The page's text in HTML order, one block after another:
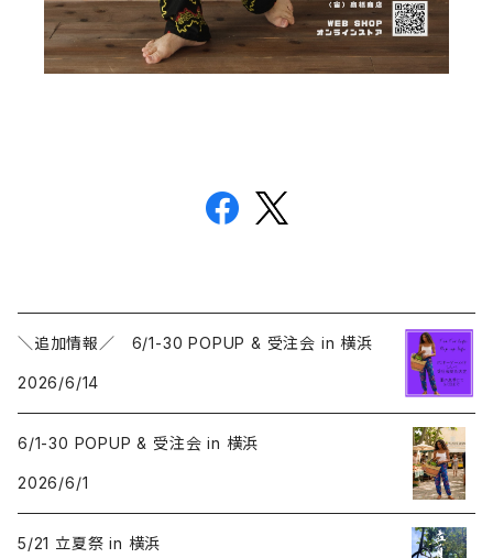
＼追加情報／ 6/1-30 POPUP & 受注会 in 横浜
2026/6/14
6/1-30 POPUP & 受注会 in 横浜
2026/6/1
5/21 立夏祭 in 横浜